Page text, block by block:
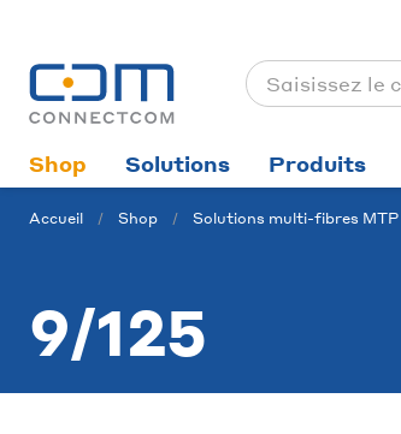
Shop Solutions Produits
Accueil Shop Solutions multi-fibres MTP
9/125